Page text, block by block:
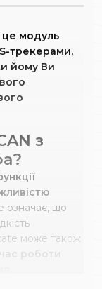
це модуль
трекерами,
йому Ви
з
означає, що
може також
роботи